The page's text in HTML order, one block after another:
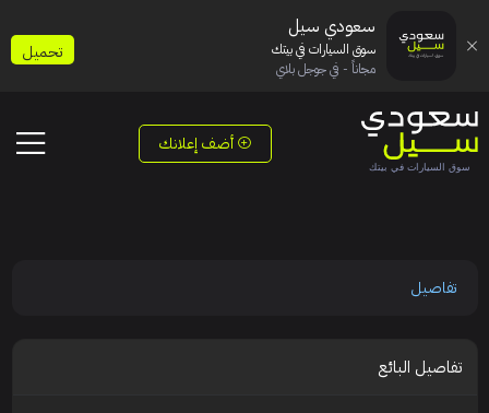
أضف إعلانك
تفاصيل
تفاصيل البائع
سعودي سيل
سوق السيارات في بيتك
مجاناً - في جوجل بلاي
تحميل